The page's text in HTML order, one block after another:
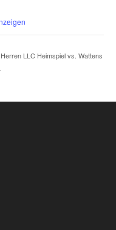
Herren LLC Heimspiel vs. Wattens